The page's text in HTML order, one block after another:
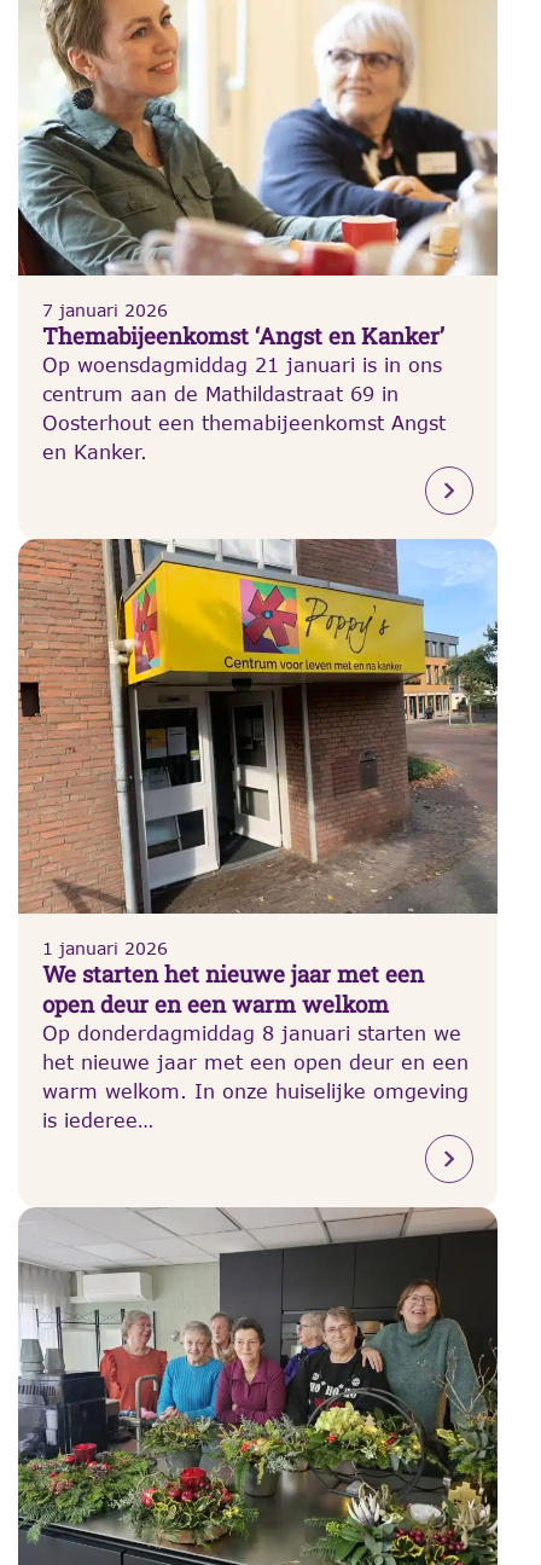
7 januari 2026
Themabijeenkomst ‘Angst en Kanker’
Op woensdagmiddag 21 januari is in ons
centrum aan de Mathildastraat 69 in
Oosterhout een themabijeenkomst Angst
en Kanker.
1 januari 2026
We starten het nieuwe jaar met een
open deur en een warm welkom
Op donderdagmiddag 8 januari starten we
het nieuwe jaar met een open deur en een
warm welkom. In onze huiselijke omgeving
is iederee…